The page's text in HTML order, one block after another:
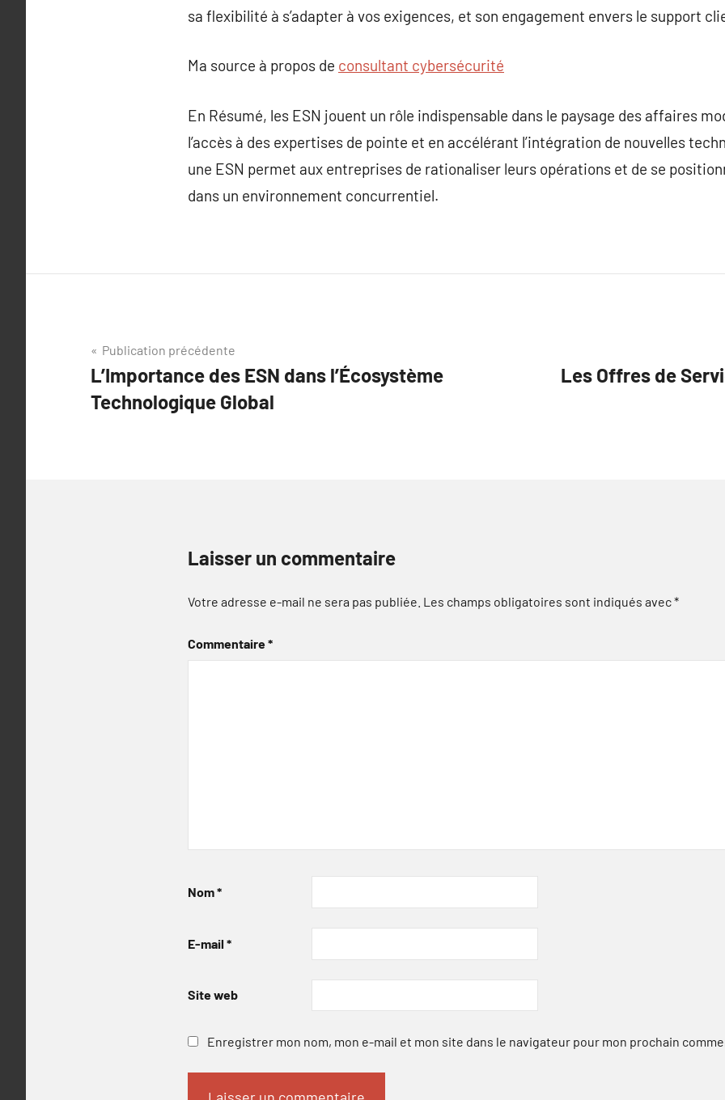
sa flexibilité à s’adapter à vos exigences, et son engagement envers le support
Ma source à propos de consultant cybersécurité
En Résumé, les ESN jouent un rôle indispensable dans le paysage des affaires
l’accès à des expertises de pointe et en accélérant l’intégration de nouvelles
une ESN permet aux entreprises de rationaliser leurs opérations et de se
dans un environnement concurrentiel.
Navigation
de
l’article
Publication précédente
L’Importance des ESN dans l’Écosystème
Technologique Global
Les Offres de
Laisser un commentaire
Votre adresse e-mail ne sera pas publiée. Les champs obligatoires sont indiqués avec*
Commentaire*
Nom*
E-mail *
Site web
Enregistrer mon nom, mon e-mail et mon site dans le navigateur pour mon prochain